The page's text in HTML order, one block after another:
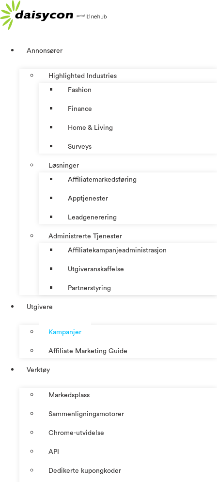
Skip
to
content
Annonsører
Highlighted Industries
Fashion
Finance
Home & Living
Surveys
Løsninger
Affiliatemarkedsføring
Apptjenester
Leadgenerering
Administrerte Tjenester
Affiliatekampanjeadministrasjon
Utgiveranskaffelse
Partnerstyring
Utgivere
Kampanjer
Affiliate Marketing Guide
Verktøy
Markedsplass
Sammenligningsmotorer
Chrome-utvidelse
API
Dedikerte kupongkoder